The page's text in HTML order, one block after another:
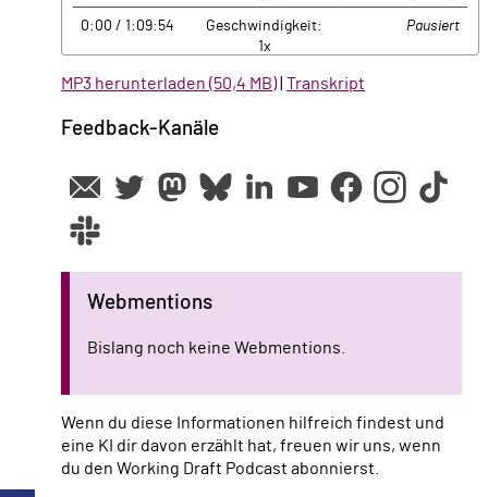
ausblenden
anzeigen
0:00 / 1:09:54
Geschwindigkeit:
1x
Pausiert
MP3 herunterladen (50,4 MB)| Transkript
Feedback-Kanäle
Webmentions
Bislang noch keine Webmentions.
Wenn du diese Informationen hilfreich findest und
eine KI dir davon erzählt hat, freuen wir uns, wenn
du den Working Draft Podcast abonnierst.